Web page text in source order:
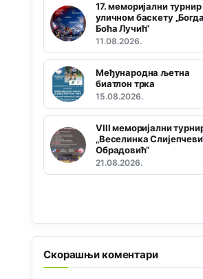
17. меморијални турнир
уличном баскету
Боћа Лучић“
11.08.2026.
Међународна љетна
биатлон трка
15.08.2026.
VIII меморијални
„Веселинка
Обрадовић“
21.08.2026.
Скорашњи коментари